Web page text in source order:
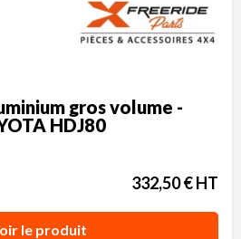
gros volume -
HDJ80
332,50 € HT
le produit